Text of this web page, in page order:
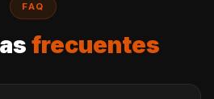
FAQ
frecuentes